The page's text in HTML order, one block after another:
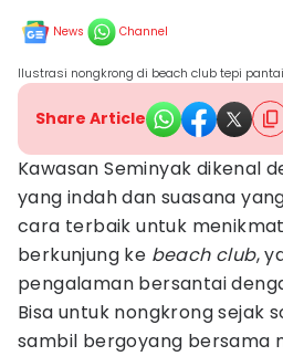
News Channel
Ilustrasi nongkrong di beach club tepi
Share Article
Kawasan Seminyak dikenal
yang indah dan suasana
cara terbaik untuk
berkunjung ke beach club,
pengalaman bersantai
Bisa untuk nongkrong sejak
sambil bergoyang bersama